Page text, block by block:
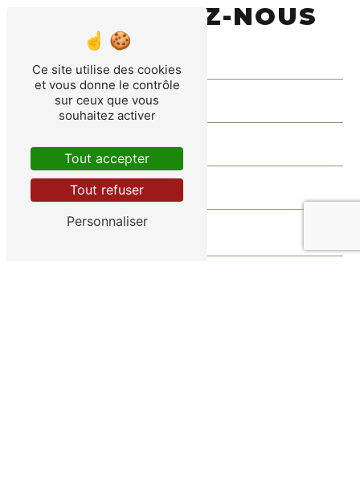
CONTACTEZ-NOUS
Ce site utilise des cookies
et vous donne le contrôle
sur ceux que vous
souhaitez activer
Tout accepter
Tout refuser
Personnaliser